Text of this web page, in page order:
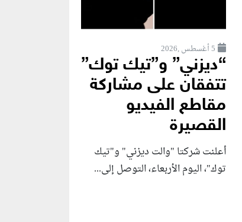
5 أغسطس ,2026
“ديزني” و”تيك توك”
تتفقان على مشاركة
مقاطع الفيديو
القصيرة
أعلنت شركتا "والت ديزني" و"تيك
توك"، اليوم الأربعاء، التوصل إلى...